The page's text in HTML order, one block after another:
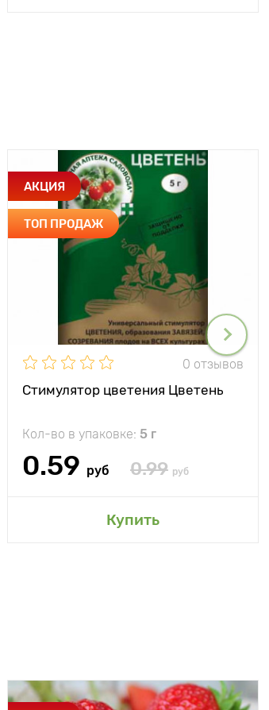
АКЦИЯ
ТОП ПРОДАЖ
0 отзывов
Стимулятор цветения Цветень
Кол-во в упаковке: 5 г
0.59 руб 0.99 руб
Купить